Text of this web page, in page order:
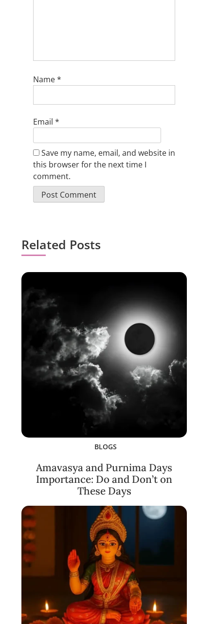
Name*
Email *
Save my name, email, and website in
this browser for the next time I
comment.
Related Posts
BLOGS
Amavasya and Purnima Days
Importance: Do and Don’t on
These Days